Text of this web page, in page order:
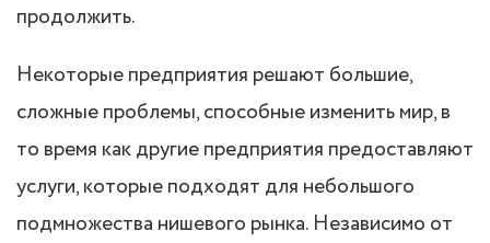
продолжить.
Некоторые предприятия решают большие,
сложные проблемы, способные изменить мир, в
то время как другие предприятия предоставляют
услуги, которые подходят для небольшого
подмножества нишевого рынка. Независимо от